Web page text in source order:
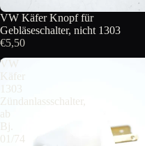
VW Käfer Knopf für
Gebläseschalter, nicht 1303
€5,50
VW
Käfer
1303
Zündanlassschalter,
ab
Bj.
01/74